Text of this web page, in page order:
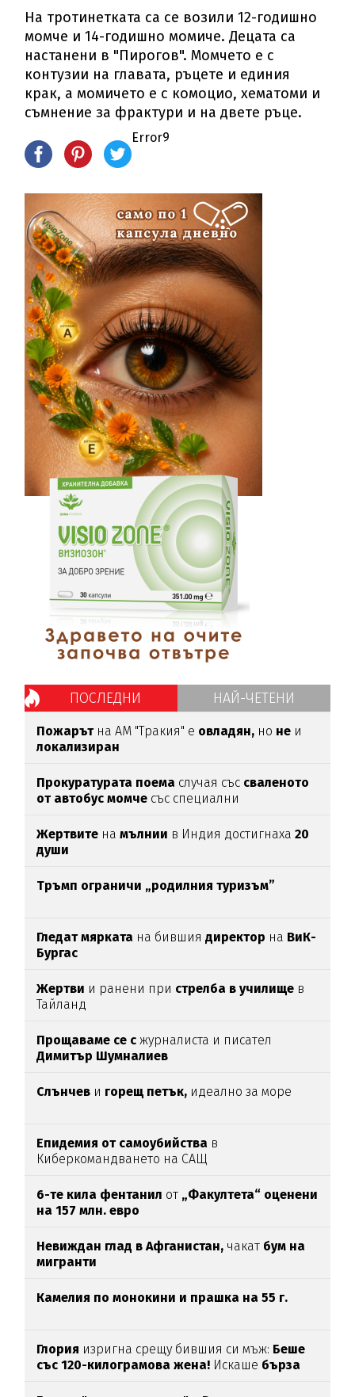
На тротинетката са се возили 12-годишно
момче и 14-годишно момиче. Децата са
настанени в "Пирогов". Момчето е с
контузии на главата, ръцете и единия
крак, а момичето е с комоцио, хематоми и
съмнение за фрактури и на двете ръце.
Error9
ПОСЛЕДНИ НАЙ-ЧЕТЕНИ
Пожарътна АМ "Тракия" е овладян, но не и
локализиран
Прокуратурата поема случая със сваленото
от автобус момче със специални
Жертвите намълнии в Индия достигнаха20
души
Тръмп ограничи „родилния туризъм”
Гледат мярката на бившиядиректор на ВиК-
Бургас
Жертви и ранени при стрелба в училище в
Тайланд
Прощаваме се с журналиста и писател
Димитър Шумналиев
Слънчев и горещ петък, идеално за море
Епидемия от самоубийства в
Киберкомандването на САЩ
6-те кила фентанил от „Факултета“ оценени
на 157 млн. евро
Невиждан глад в Афганистан, чакат бум на
мигранти
Камелия по монокини и прашка на 55 г.
Глория изригна срещу бившия си мъж: Беше
със 120-килограмова жена! Искаше бърза